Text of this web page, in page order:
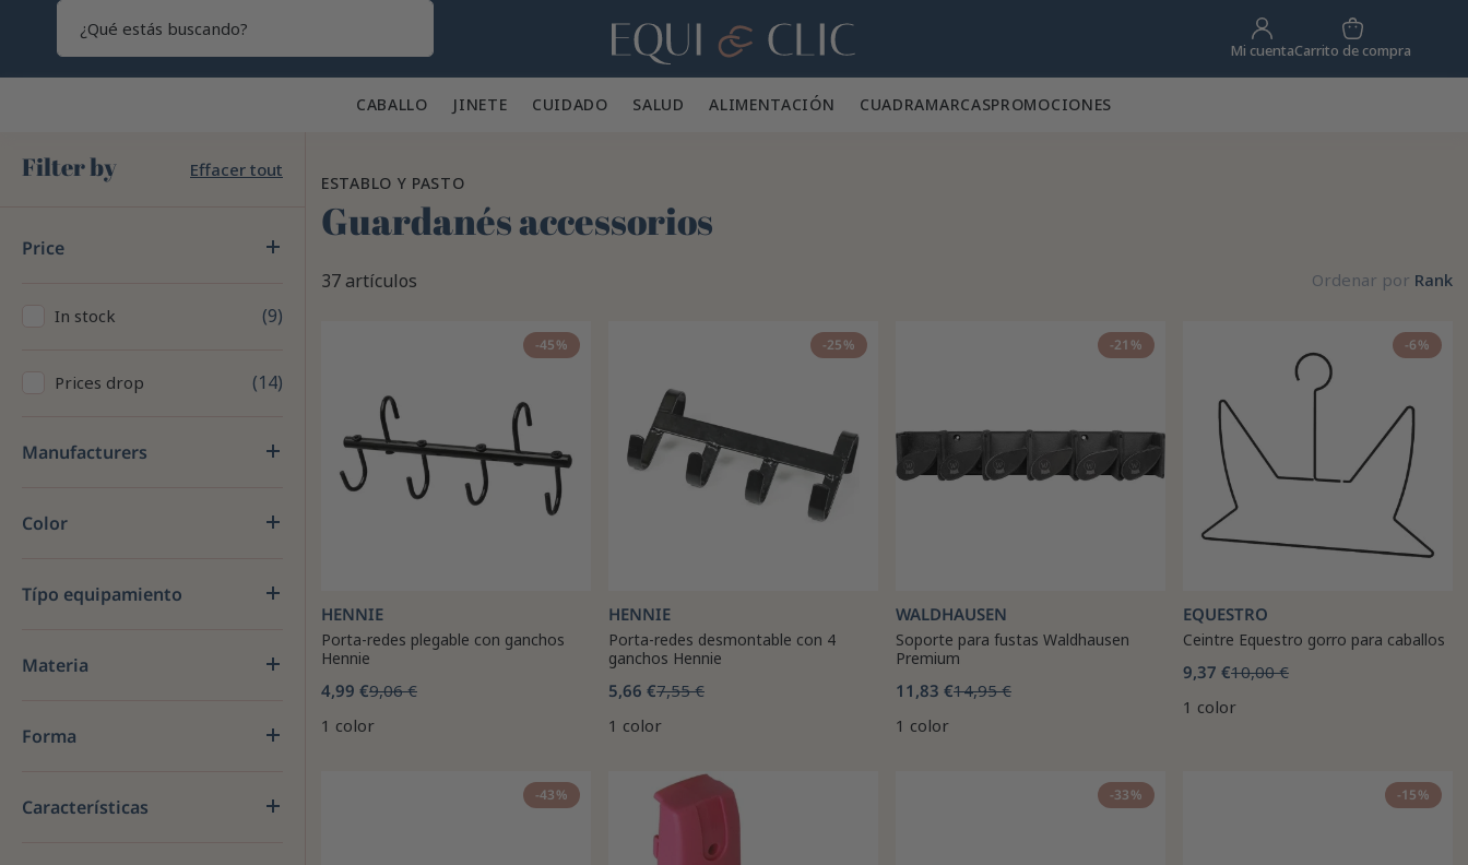
Hogar Mi cuentaCarrito de compra
CABALLO 🐎 JINETE 👕 CUIDADO 🪮 SALUD ✨ALIMENTACIÓN 🥕 CUADRAMARCASPROMOCIONES
Filter by Effacer tout
Price
In stock 9
Prices drop 14
Manufacturers
Color
Típo equipamiento
Materia
Forma
Características
ESTABLO Y PASTO
Guardanés accessorios
37 artículos Ordenar por Rank
-45%
HENNIE
Porta-redes plegable con ganchos
Hennie
4,99 €9,06 €
1 color
-25%
HENNIE
Porta-redes desmontable con 4
ganchos Hennie
5,66 €7,55 €
1 color
-21%
WALDHAUSEN
Soporte para fustas Waldhausen
Premium
11,83 €14,95 €
1 color
-6%
EQUESTRO
Ceintre Equestro gorro para caballos
9,37 €10,00 €
1 color
-43% -33% -15%